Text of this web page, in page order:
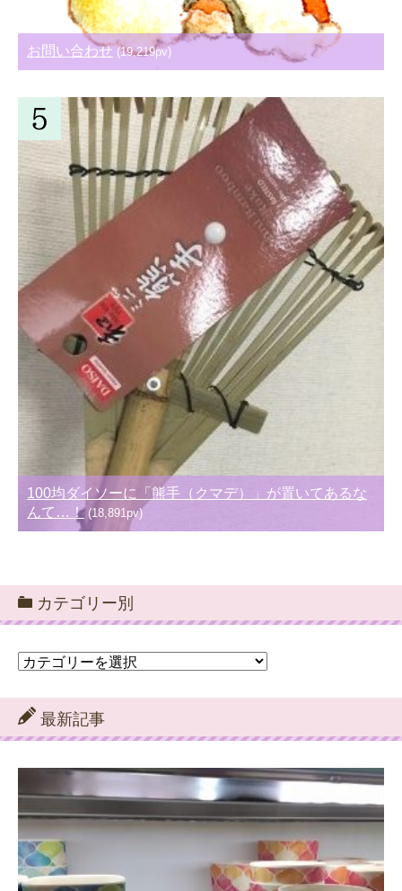
お問い合わせ (19,219pv)
100均ダイソーに「熊手（クマデ）」が置いてあるな
んて…！ (18,891pv)
カテゴリー別
カ
ゴ
リ
ー
最新記事